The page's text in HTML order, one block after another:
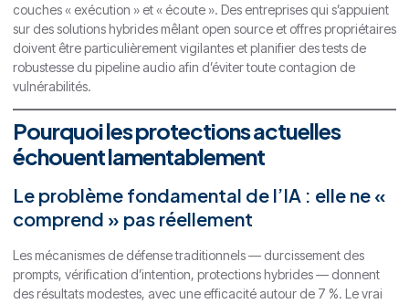
couches « exécution » et « écoute ». Des entreprises qui s’appuient
sur des solutions hybrides mêlant open source et offres propriétaires
doivent être particulièrement vigilantes et planifier des tests de
robustesse du pipeline audio afin d’éviter toute contagion de
vulnérabilités.
Pourquoi les protections actuelles
échouent lamentablement
Le problème fondamental de l’IA : elle ne «
comprend » pas réellement
Les mécanismes de défense traditionnels — durcissement des
prompts, vérification d’intention, protections hybrides — donnent
des résultats modestes, avec une efficacité autour de 7 %. Le vrai